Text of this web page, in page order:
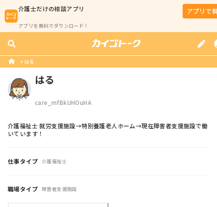
介護士だけの相談アプリ
アプリを無料でダウンロード！
アプリで
はる
はる
care_mfBkUHOuHA
介護福祉士 就労支援施設→特別養護老人ホーム→現在障害者支援施設で働
いています！
仕事タイプ 介護福祉士
職場タイプ 障害者支援施設